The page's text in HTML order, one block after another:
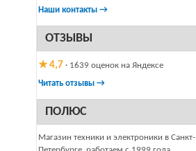
Наши контакты →
ОТЗЫВЫ
★ 4,7 · 1639 оценок на Яндексе
Читать отзывы →
ПОЛЮС
Магазин техники и электроники в Санкт-